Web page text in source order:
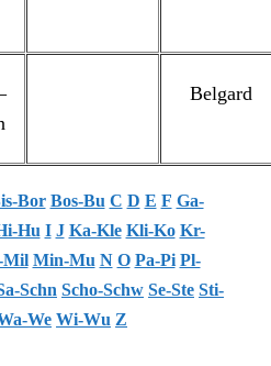
Belgard
Bor Bos-Bu C D E F Ga-
Hu I J Ka-Kle Kli-Ko Kr-
Mil Min-Mu N O Pa-Pi Pl-
Schn Scho-Schw Se-Ste Sti-
We Wi-Wu Z